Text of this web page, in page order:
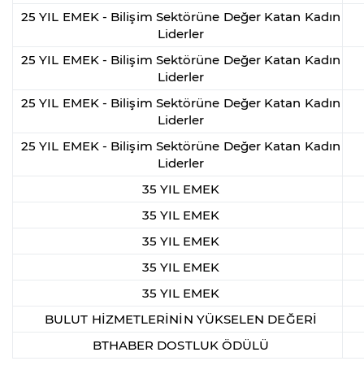
25 YIL EMEK - Bilişim Sektörüne Değer Katan Kadın
Liderler
25 YIL EMEK - Bilişim Sektörüne Değer Katan Kadın
Liderler
25 YIL EMEK - Bilişim Sektörüne Değer Katan Kadın
Liderler
25 YIL EMEK - Bilişim Sektörüne Değer Katan Kadın
Liderler
35 YIL EMEK
35 YIL EMEK
35 YIL EMEK
35 YIL EMEK
35 YIL EMEK
BULUT HİZMETLERİNİN YÜKSELEN DEĞERİ
BTHABER DOSTLUK ÖDÜLÜ